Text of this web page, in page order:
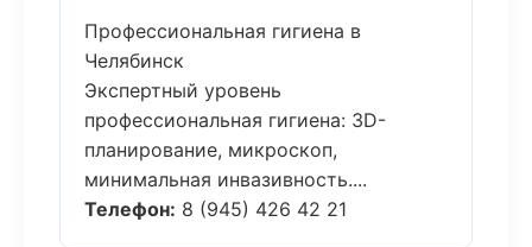
Профессиональная гигиена в
Челябинск
Экспертный уровень
профессиональная гигиена: 3D-
планирование, микроскоп,
минимальная инвазивность....
Телефон: 8 (945) 426 42 21